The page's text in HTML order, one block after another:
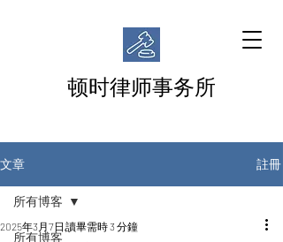
顿时律师事务所
文章 註冊
所有博客
所有博客
2025年3月7日 讀畢需時 3 分鐘